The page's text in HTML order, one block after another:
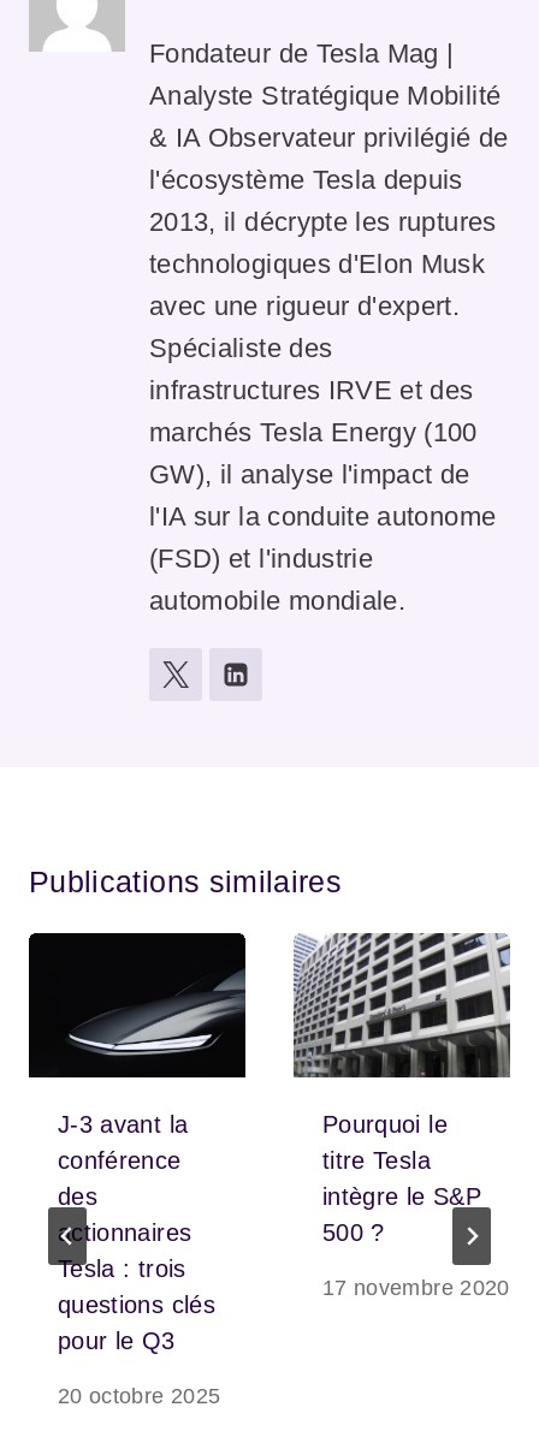
Fondateur de Tesla Mag |
Analyste Stratégique Mobilité
& IA Observateur privilégié de
l'écosystème Tesla depuis
2013, il décrypte les ruptures
technologiques d'Elon Musk
avec une rigueur d'expert.
Spécialiste des
infrastructures IRVE et des
marchés Tesla Energy (100
GW), il analyse l'impact de
l'IA sur la conduite autonome
(FSD) et l'industrie
automobile mondiale.
Publications similaires
J-3 avant la
conférence
des
actionnaires
Tesla : trois
questions clés
pour le Q3
20 octobre 2025
Pourquoi le
titre Tesla
intègre le S&P
500 ?
17 novembre 2020